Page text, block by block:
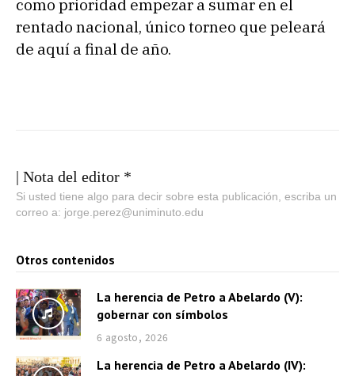
como prioridad empezar a sumar en el
rentado nacional, único torneo que peleará
de aquí a final de año.
| Nota del editor *
Si usted tiene algo para decir sobre esta publicación, escriba un
correo a: jorge.perez@uniminuto.edu
Otros contenidos
La herencia de Petro a Abelardo (V):
gobernar con símbolos
6 agosto, 2026
La herencia de Petro a Abelardo (IV):